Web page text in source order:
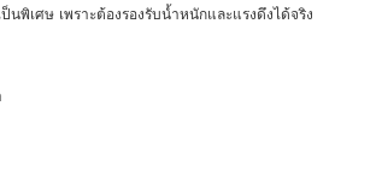
พิเศษ เพราะต้องรองรับน้ำหนักและแรงดึงได้จริง